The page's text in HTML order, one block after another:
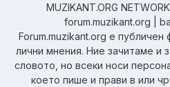
MUZIKANT.ORG
forum.muzikant.org |
Forum.muzikant.org е
лични мнения. Ние зачитаме и
словото, но всеки носи
което пише и прави в или